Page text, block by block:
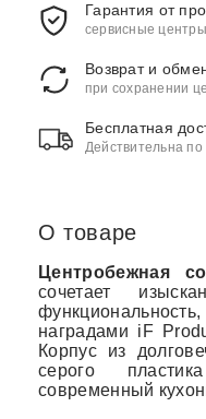
О товаре
Центробежная
сочетает
наградами iF
Корпус из
серого
современный
Гарантия от
сервисные
Возврат и
при сохранении
Бесплатная
Действительна по